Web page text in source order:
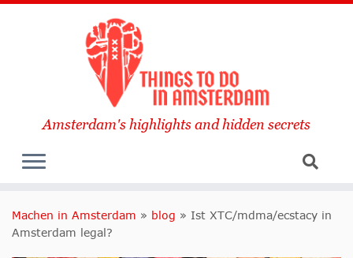
Amsterdam's highlights and hidden secrets
Machen in Amsterdam » blog » Ist XTC/mdma/ecstacy in
Amsterdam legal?